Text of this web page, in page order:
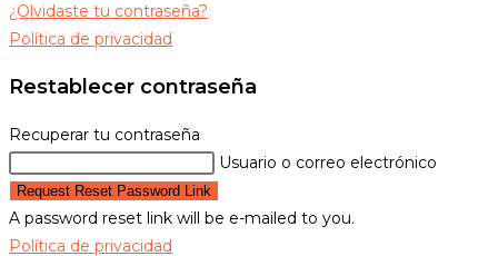
¿Olvidaste tu contraseña?
Política de privacidad
Restablecer contraseña
Recuperar tu contraseña
Usuario o correo electrónico
Request Reset Password Link
A password reset link will be e-mailed to you.
Política de privacidad